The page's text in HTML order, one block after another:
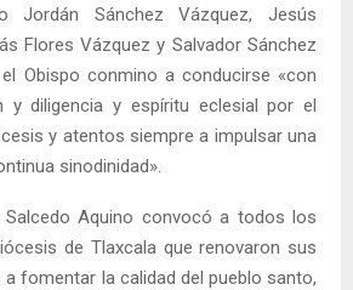
Jordán Sánchez Vázquez, Jesús
Flores Vázquez y Salvador Sánchez
Obispo conmino a conducirse «con
y diligencia y espíritu eclesial por el
y atentos siempre a impulsar una
sinodinidad».
Salcedo Aquino convocó a todos los
de Tlaxcala que renovaron sus
fomentar la calidad del pueblo santo,